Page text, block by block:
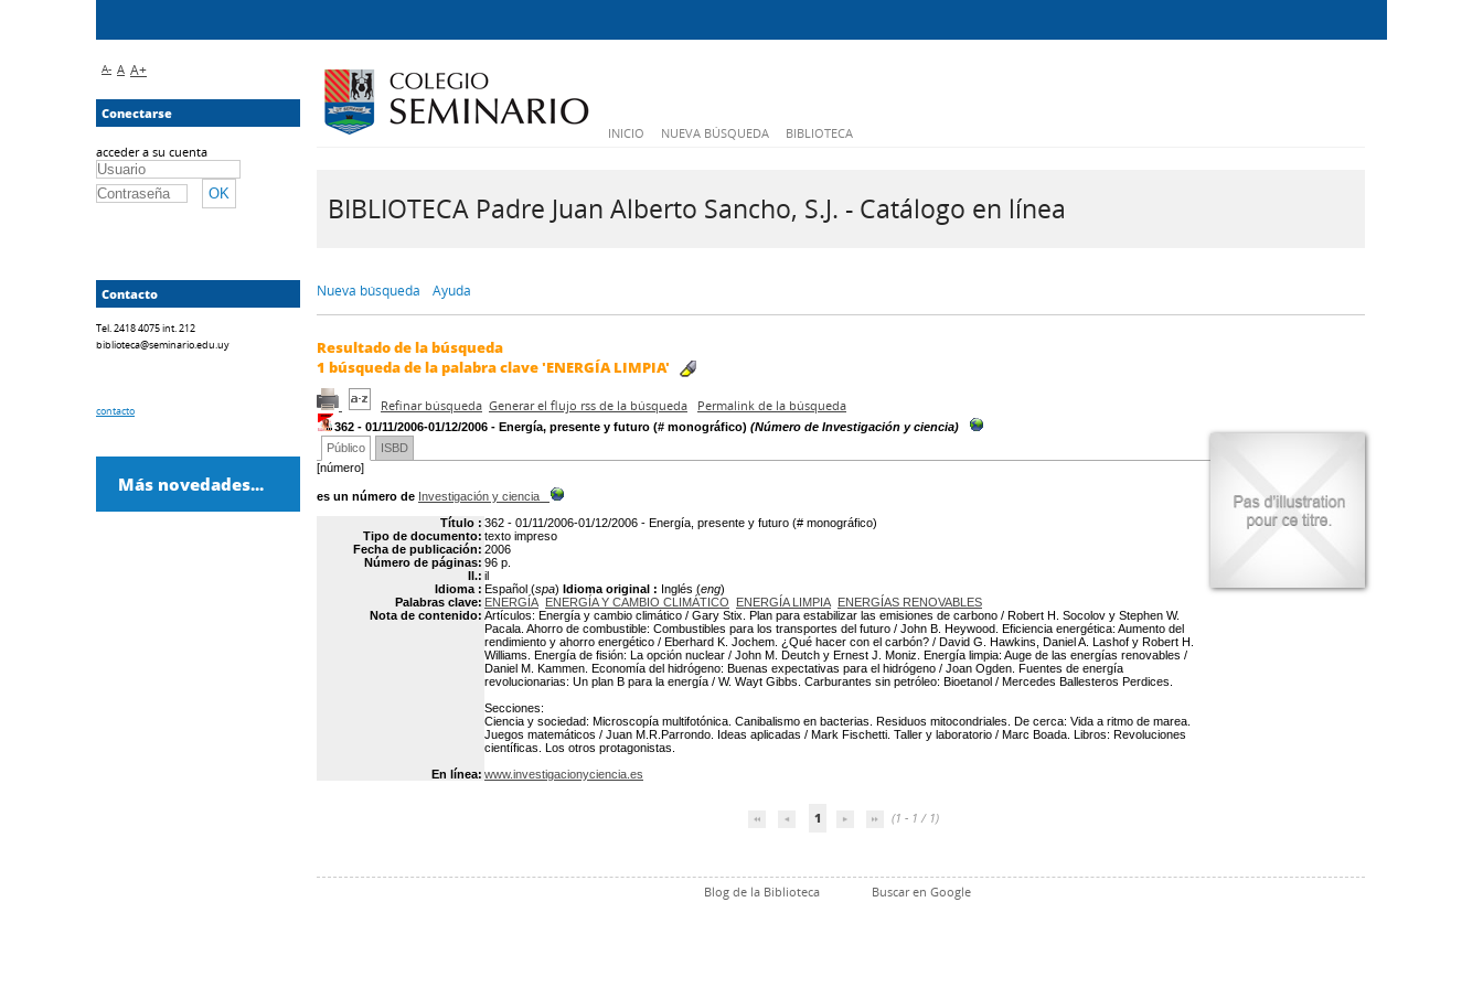
INICIO NUEVA BÚSQUEDA BIBLIOTECA
BIBLIOTECA Padre Juan Alberto Sancho, S.J. - Catálogo en línea
Nueva búsqueda Ayuda
Resultado de la búsqueda
1 búsqueda de la palabra clave'ENERGÍA LIMPIA'
Refinar búsqueda Generar el flujo rss de la búsqueda Permalink de la búsqueda
362 - 01/11/2006-01/12/2006 - Energía, presente y futuro (# monográfico) (Número de Investigación y ciencia)
Público
ISBD
[número]
es un número de Investigación y ciencia
Título : 362 - 01/11/2006-01/12/2006 - Energía, presente y futuro (# monográfico)
Tipo de documento: texto impreso
Fecha de publicación: 2006
Número de páginas: 96 p.
Il.: il
Idioma : Español (spa) Idioma original : Inglés (eng)
Palabras clave: ENERGÍA ENERGÍA Y CAMBIO CLIMÁTICO ENERGÍA LIMPIA ENERGÍAS RENOVABLES
Nota de contenido: Artículos: Energía y cambio climático / Gary Stix. Plan para estabilizar las emisiones de carbono / Robert H. Socolov y Stephen W.
Pacala. Ahorro de combustible: Combustibles para los transportes del futuro / John B. Heywood. Eficiencia energética: Aumento del
rendimiento y ahorro energético / Eberhard K. Jochem. ¿Qué hacer con el carbón? / David G. Hawkins, Daniel A. Lashof y Robert H.
Williams. Energía de fisión: La opción nuclear / John M. Deutch y Ernest J. Moniz. Energía limpia: Auge de las energías renovables /
Daniel M. Kammen. Economía del hidrógeno: Buenas expectativas para el hidrógeno / Joan Ogden. Fuentes de energía
revolucionarias: Un plan B para la energía / W. Wayt Gibbs. Carburantes sin petróleo: Bioetanol / Mercedes Ballesteros Perdices.
Secciones:
Ciencia y sociedad: Microscopía multifotónica. Canibalismo en bacterias. Residuos mitocondriales. De cerca: Vida a ritmo de marea.
Juegos matemáticos / Juan M.R.Parrondo. Ideas aplicadas / Mark Fischetti. Taller y laboratorio / Marc Boada. Libros: Revoluciones
científicas. Los otros protagonistas.
En línea: www.investigacionyciencia.es
1 (1 - 1 / 1)
Blog de la Biblioteca Buscar en Google
A- A A+
Conectarse
acceder a su cuenta
Contacto
Tel. 2418 4075 int. 212
biblioteca@seminario.edu.uy
contacto
Más novedades...